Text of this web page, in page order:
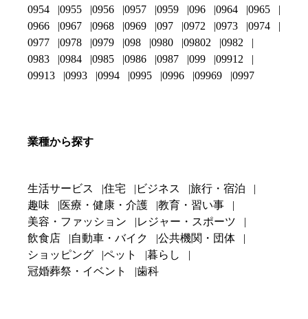
0954
0955 0956 0957 0959 096 0964
0965
0966
0967 0968 0969 097 0972 0973
0974
0977
0978 0979 098 0980 09802
0982
0983
0984 0985 0986 0987 099
09912
09913
0993 0994 0995 0996 09969 0997
業種から探す
生活サービス 住宅 ビジネス
旅行・宿泊
趣味
医療・健康・介護
教育・習い事
美容・ファッション
レジャー・スポーツ
飲食店
自動車・バイク
公共機関・団体
ショッピング
ペット
暮らし
冠婚葬祭・イベント
歯科